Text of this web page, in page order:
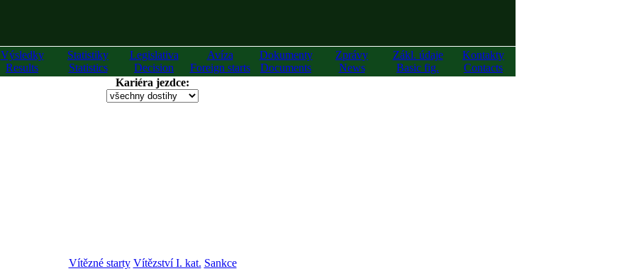
Výsledky
Results
Statistiky
Statistics
Legislativa
Decision
Avíza
Foreign starts
Dokumenty
Documents
Zprávy
News
Zákl. údaje
Basic fig.
Kontakty
Contacts
Kariéra jezdce:
Vítězné starty Vítězství I. kat. Sankce